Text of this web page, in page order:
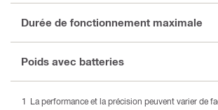
Durée de fonctionnement maximale
Poids avec batteries
La performance et la précision peuvent varier de